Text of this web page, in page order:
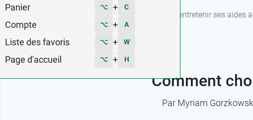
Panier ⌥ + C
Compte ⌥ + A
Liste des favoris ⌥ + W
Page d'accueil ⌥ + H
Comment choisir et entretenir ses aides
Comment
Par Myriam